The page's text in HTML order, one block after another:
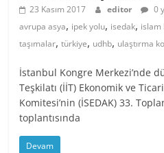
23 Kasım 2017 editor 0
avrupa asya, ipek yolu, isedak, islam
taşımalar,türkiye, udhb, ulaştırma
İstanbul Kongre Merkezi’nde
Teşkilatı (İİT) Ekonomik ve
Komitesi’nin (İSEDAK) 33.
toplantısında
Devam